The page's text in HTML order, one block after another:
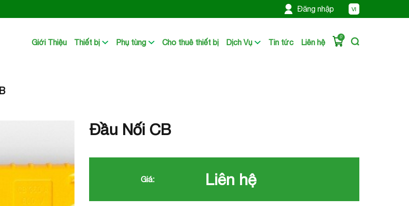
Đăng nhập VI
0
Giới Thiệu Thiết bị Phụ tùng Cho thuê thiết bị Dịch Vụ Tin tức Liên hệ
Đầu Nối CB
Giá: Liên hệ